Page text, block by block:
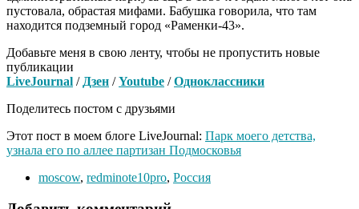
пустовала, обрастая мифами. Бабушка говорила, что там
находится подземный город «Раменки-43».
Добавьте меня в свою ленту, чтобы не пропустить новые
публикации
LiveJournal /Дзен /Youtube /Одноклассники
Поделитесь постом с друзьями
Этот пост в моем блоге LiveJournal: Парк моего детства,
узнала его по аллее партизан Подмосковья
moscow, redminote10pro, Россия